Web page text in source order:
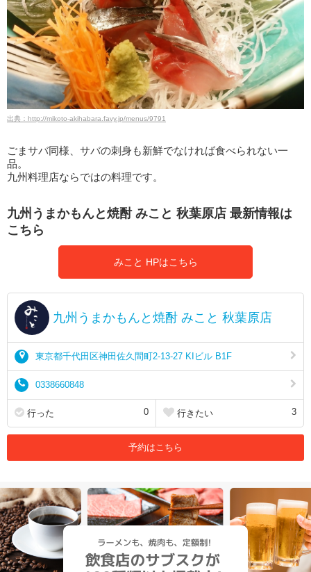
出典：http://mikoto-akihabara.favy.jp/menus/9791
ごまサバ同様、サバの刺身も新鮮でなければ食べられない一
品。
九州料理店ならではの料理です。
九州うまかもんと焼酎 みこと 秋葉原店 最新情報は
こちら
みこと HPはこちら
九州うまかもんと焼酎 みこと 秋葉原店
東京都千代田区神田佐久間町2-13-27 KIビル B1F
0338660848
行った 0 行きたい 3
予約はこちら